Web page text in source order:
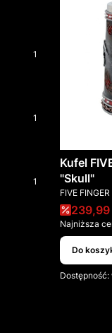
1
1
1
Kufel
"Skull"
PRODUCENT
FIVE
Cena
239,99
Najniższa
Do
Dostępność: